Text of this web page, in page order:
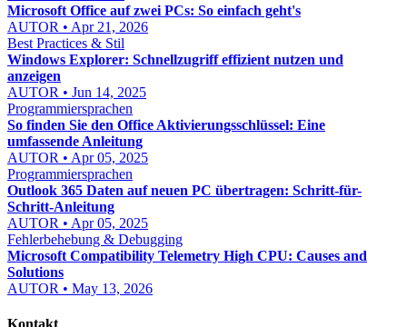
Microsoft Office auf zwei PCs: So einfach geht's
AUTOR • Apr 21, 2026
Best Practices & Stil
Windows Explorer: Schnellzugriff effizient nutzen und
anzeigen
AUTOR • Jun 14, 2025
Programmiersprachen
So finden Sie den Office Aktivierungsschlüssel: Eine
umfassende Anleitung
AUTOR • Apr 05, 2025
Programmiersprachen
Outlook 365 Daten auf neuen PC übertragen: Schritt-für-
Schritt-Anleitung
AUTOR • Apr 05, 2025
Fehlerbehebung & Debugging
Microsoft Compatibility Telemetry High CPU: Causes and
Solutions
AUTOR • May 13, 2026